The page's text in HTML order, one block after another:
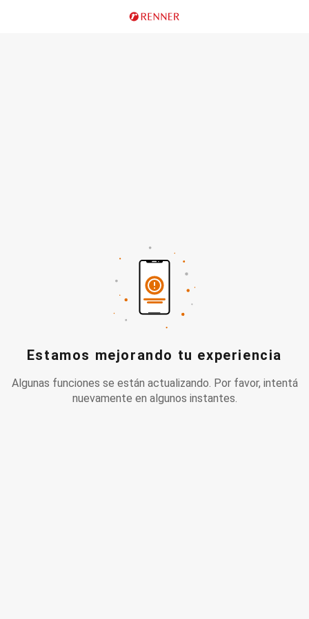
Estamos mejorando tu experiencia
Algunas funciones se están actualizando. Por favor, intentá
nuevamente en algunos instantes.